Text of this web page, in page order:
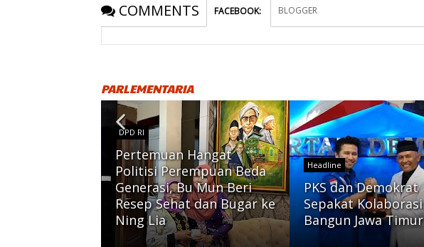
COMMENTS FACEBOOK: BLOGGER
PARLEMENTARIA
DPD RI
Pertemuan Hangat
Politisi Perempuan Beda
Generasi, Bu Mun Beri
Resep Sehat dan Bugar ke
Ning Lia
Headline
PKS dan Demokrat
Sepakat Kolaborasi
Bangun Jawa Timur